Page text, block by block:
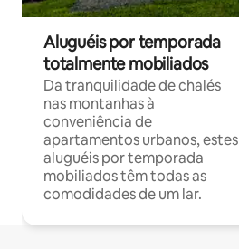
Aluguéis por temporada
totalmente mobiliados
Da tranquilidade de chalés
nas montanhas à
conveniência de
apartamentos urbanos, estes
aluguéis por temporada
mobiliados têm todas as
comodidades de um lar.